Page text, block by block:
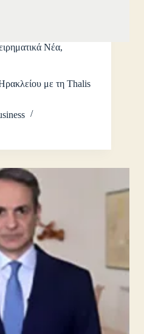
Νέα,
με τη Thalis